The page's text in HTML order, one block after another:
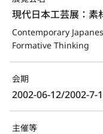
現代日本工芸展：素
Contemporary
Formative Thinking
会期
2002-06-12/2002-7-
主催等